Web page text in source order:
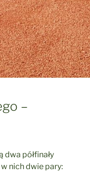
–
półfinały
nich dwie pary: